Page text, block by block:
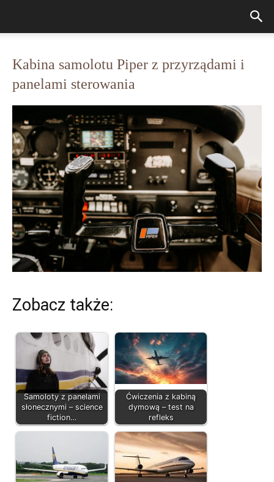
Kabina samolotu Piper z przyrządami i
panelami sterowania
Zobacz także:
Samoloty z panelami
słonecznymi – science
fiction…
Ćwiczenia z kabiną
dymową – test na
refleks